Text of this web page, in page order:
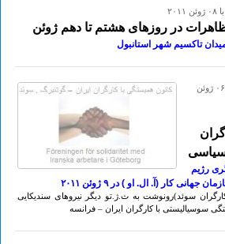
در روزهای هشتم تا دهم ژوئن
تاکسيم شهر استانبول
دوشنبه ۱۶ خرداد ۱۳۹۰ برابر با ۰۶ ژوئن
سیاسی
رژیم
جهانی کار (آ. ال. او ) در ۹ ژوئن ۲٠۱۱
سوئد)رونوشت به ث.ژ.تو دیگر نیروهای سندیکایی
سوسیالیستی با کارگران ایران – فرانسه